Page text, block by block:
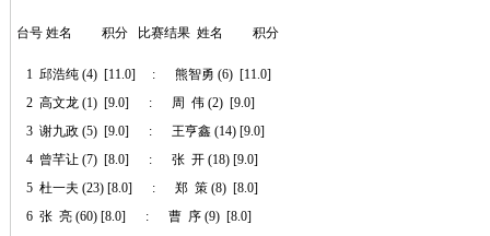
台号 姓名 积分 比赛结果 姓名 积分
1 邱浩纯 (4) [11.0] : 熊智勇 (6) [11.0]
2 高文龙 (1) [9.0] : 周 伟 (2) [9.0]
3 谢九政 (5) [9.0] : 王亨鑫 (14) [9.0]
4 曾芊让 (7) [8.0] : 张 开 (18) [9.0]
5 杜一夫 (23) [8.0] : 郑 策 (8) [8.0]
6 张 亮 (60) [8.0] : 曹 序 (9) [8.0]